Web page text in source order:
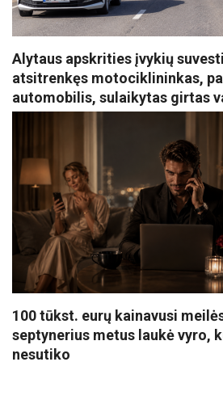
Alytaus apskrities įvykių
atsitrenkęs motociklininkas,
automobilis, sulaikytas girtas
100 tūkst. eurų kainavusi
septynerius metus laukė vyro,
nesutiko